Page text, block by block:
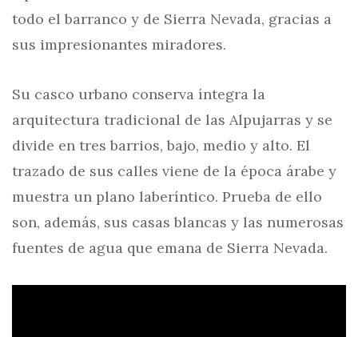
todo el barranco y de Sierra Nevada, gracias a
sus impresionantes miradores.
Su casco urbano conserva íntegra la
arquitectura tradicional de las Alpujarras y se
divide en tres barrios, bajo, medio y alto. El
trazado de sus calles viene de la época árabe y
muestra un plano laberíntico. Prueba de ello
son, además, sus casas blancas y las numerosas
fuentes de agua que emana de Sierra Nevada.